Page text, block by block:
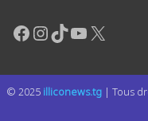
Facebook
Instagram
TikTok
YouTube
X
© 2025 illiconews.tg | Tous